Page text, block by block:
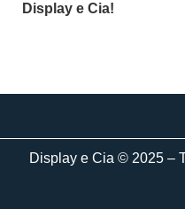
Display e Cia!
Display e Cia © 2025 –